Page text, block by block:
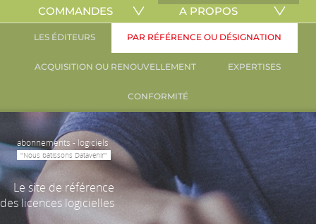
COMMANDES
A PROPOS
LES ÉDITEURS PAR RÉFÉRENCE OU DÉSIGNATION
ACQUISITION OU RENOUVELLEMENT EXPERTISES
CONFORMITÉ
abonnements - logiciels
"Nous bâtissons Datavenir"
Le site de référence
des licences logicielles